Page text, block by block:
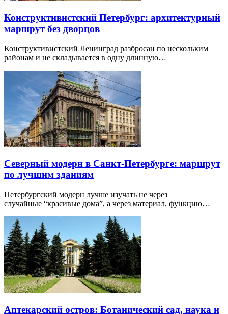
Конструктивистский Петербург: архитектурный
маршрут без дворцов
Конструктивистский Ленинград разбросан по нескольким
районам и не складывается в одну длинную…
Северный модерн в Санкт-Петербурге: маршрут
по лучшим зданиям
Петербургский модерн лучше изучать не через
случайные “красивые дома”, а через материал, функцию…
Аптекарский остров: Ботанический сад, наука и